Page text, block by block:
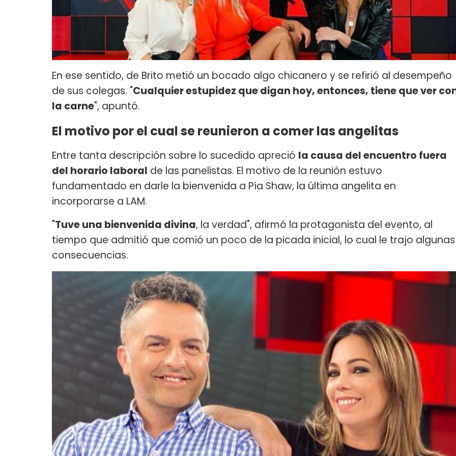
En ese sentido, de Brito metió un bocado algo chicanero y se refirió al desempeño
de sus colegas. "Cualquier estupidez que digan hoy, entonces, tiene que ver
la carne", apuntó.
El motivo por el cual se reunieron a comer las angelitas
Entre tanta descripción sobre lo sucedido apreció la causa del encuentro fuera
del horario laboral de las panelistas. El motivo de la reunión estuvo
fundamentado en darle la bienvenida a Pía Shaw, la última angelita en
incorporarse a LAM.
"Tuve una bienvenida divina, la verdad", afirmó la protagonista del evento, al
tiempo que admitió que comió un poco de la picada inicial, lo cual le trajo algunas
consecuencias.